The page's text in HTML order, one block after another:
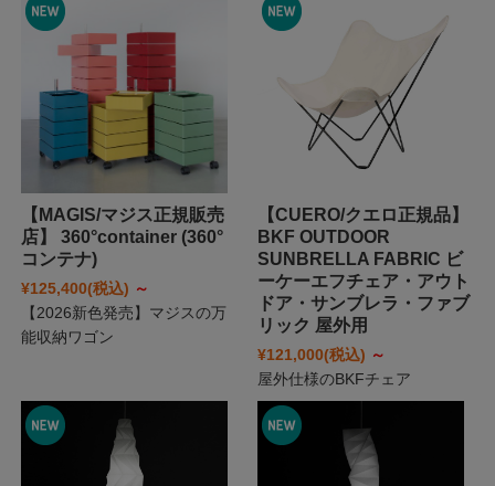
【MAGIS/マジス正規販売
店】 360°container (360°
コンテナ)
¥125,400(税込) ～
【2026新色発売】マジスの万
能収納ワゴン
【CUERO/クエロ正規品】
BKF OUTDOOR
SUNBRELLA FABRIC ビ
ーケーエフチェア・アウト
ドア・サンブレラ・ファブ
リック 屋外用
¥121,000(税込) ～
屋外仕様のBKFチェア